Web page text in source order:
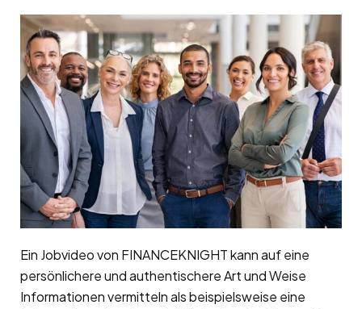
Ein Jobvideo von FINANCEKNIGHT kann auf eine
persönlichere und authentischere Art und Weise
Informationen vermitteln als beispielsweise eine